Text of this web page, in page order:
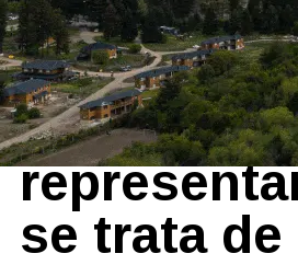
FUEGO EN CHUBUT | 10/02/
Massoni,
RAM: “Si
se trata de